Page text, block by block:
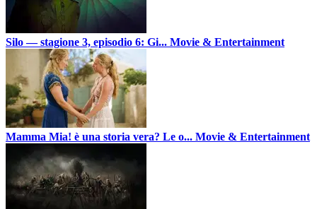
Silo — stagione 3, episodio 6: Gi... Movie & Entertainment
Mamma Mia! è una storia vera? Le o... Movie & Entertainment